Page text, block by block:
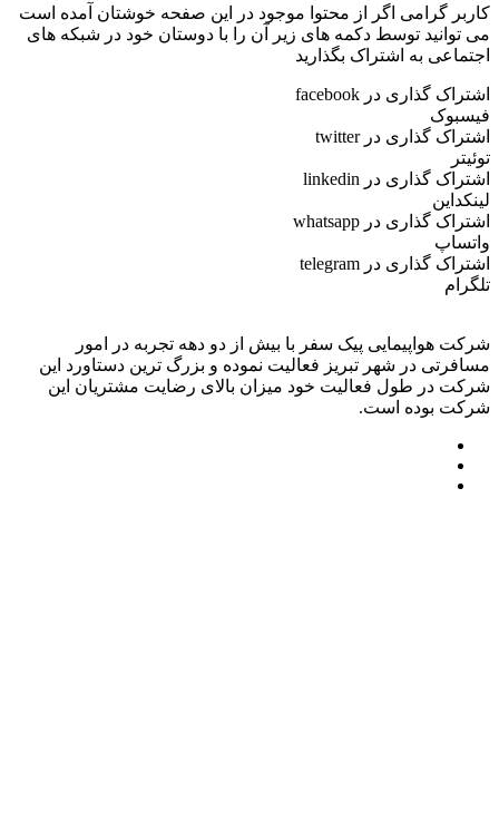
کاربر گرامی اگر از محتوا موجود در این صفحه خوشتان آمده است
می توانید توسط دکمه های زیر آن را با دوستان خود در شبکه های
اجتماعی به اشتراک بگذارید
اشتراک گذاری در facebook
فیسبوک
اشتراک گذاری در twitter
توئیتر
اشتراک گذاری در linkedin
لینکداین
اشتراک گذاری در whatsapp
واتساپ
اشتراک گذاری در telegram
تلگرام
شرکت هواپیمایی پیک سفر با بیش از دو دهه تجربه در امور
مسافرتی در شهر تبریز فعالیت نموده و بزرگ ترین دستاورد این
شرکت در طول فعالیت خود میزان بالای رضایت مشتریان این
شرکت بوده است.